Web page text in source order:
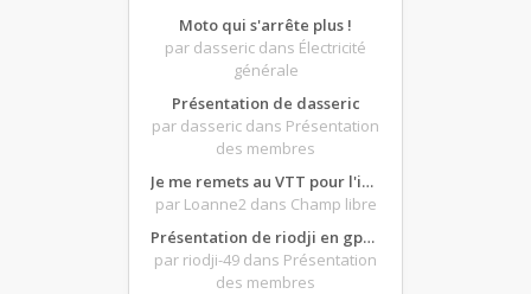
Moto qui s'arrête plus !
par dasseric dans Électricité
générale
Présentation de dasseric
par dasseric dans Présentation
des membres
Je me remets au VTT pour l'intersaison, version électrique
par Loanne2 dans Champ libre
Présentation de riodji en gpz500
par riodji-49 dans Présentation
des membres